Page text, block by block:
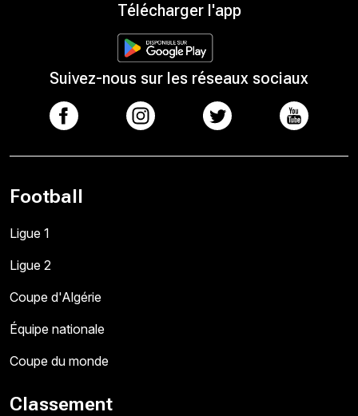
Télécharger l'app
Suivez-nous sur les réseaux sociaux
Football
Ligue 1
Ligue 2
Coupe d'Algérie
Équipe nationale
Coupe du monde
Classement